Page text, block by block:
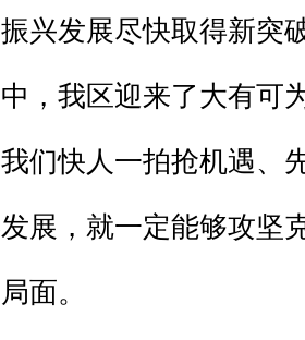
兴发展尽快取得新突
，我区迎来了大有可
们快人一拍抢机遇、
展，就一定能够攻坚
面。